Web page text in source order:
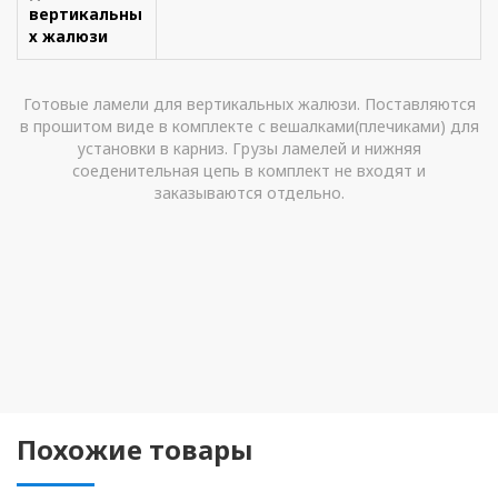
вертикальны
х жалюзи
Готовые ламели для вертикальных жалюзи. Поставляются
в прошитом виде в комплекте с вешалками(плечиками) для
установки в карниз. Грузы ламелей и нижняя
соеденительная цепь в комплект не входят и
заказываются отдельно.
Похожие товары